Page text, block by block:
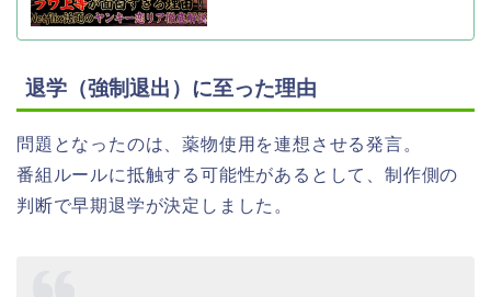
退学（強制退出）に至った理由
問題となったのは、薬物使用を連想させる発言。
番組ルールに抵触する可能性があるとして、制作側の
判断で早期退学が決定しました。